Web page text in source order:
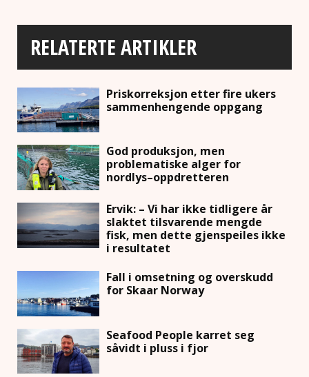
RELATERTE ARTIKLER
Priskorreksjon etter fire ukers
sammenhengende oppgang
God produksjon, men
problematiske alger for
nordlys–oppdretteren
Ervik: – Vi har ikke tidligere år
slaktet tilsvarende mengde
fisk, men dette gjenspeiles ikke
i resultatet
Fall i omsetning og overskudd
for Skaar Norway
Seafood People karret seg
såvidt i pluss i fjor